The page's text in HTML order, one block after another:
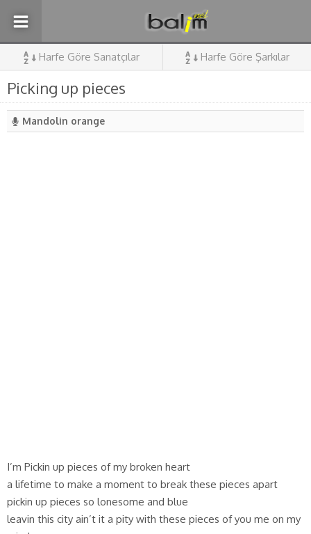
Harfe Göre Sanatçılar Harfe Göre Şarkılar
Picking up pieces
Mandolin orange
I’m Pickin up pieces of my broken heart
a lifetime to make a moment to break these pieces apart
pickin up pieces so lonesome and blue
leavin this city ain’t it a pity with these pieces of you me on my